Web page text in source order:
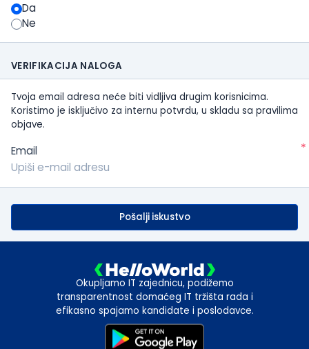
Da
Ne
VERIFIKACIJA NALOGA
Tvoja email adresa neće biti vidljiva drugim korisnicima.
Koristimo je isključivo za internu potvrdu, u skladu sa pravilima
objave.
Email *
Pošalji iskustvo
Okupljamo IT zajednicu, podižemo
transparentnost domaćeg IT tržišta rada i
efikasno spajamo kandidate i poslodavce.